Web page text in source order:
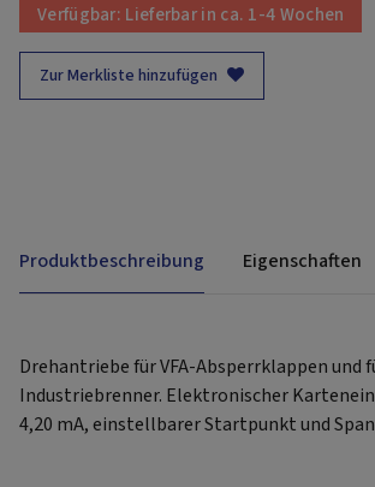
Verfügbar: Lieferbar in ca. 1-4 Wochen
Zur Merkliste hinzufügen
Produktbeschreibung Eigenschaften
Drehantriebe für VFA-Absperrklappen und
Industriebrenner. Elektronischer
4,20 mA, einstellbarer Startpunkt und